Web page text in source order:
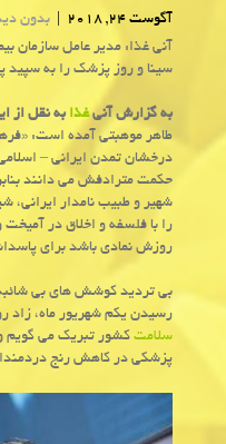
آگوست 24, 2018
بدون
آنی غذا: مدیر عامل سازمان
سینا و روز پزشك را به
به گزارش آنیغذا به نقل از
طاهر موهبتی آمده است:
درخشان تمدن ایرانی –
حكمت مترادفش می دانند
شهیر و طبیب نامدار
را با فلسفه و اخلاق در آمیخت
روزش نمادی باشد برای
بی تردید كوشش های بی
رسیدن یكم شهریور ماه، زاد
سلامت كشور تبریك می گویم
پزشكی در كاهش رنج